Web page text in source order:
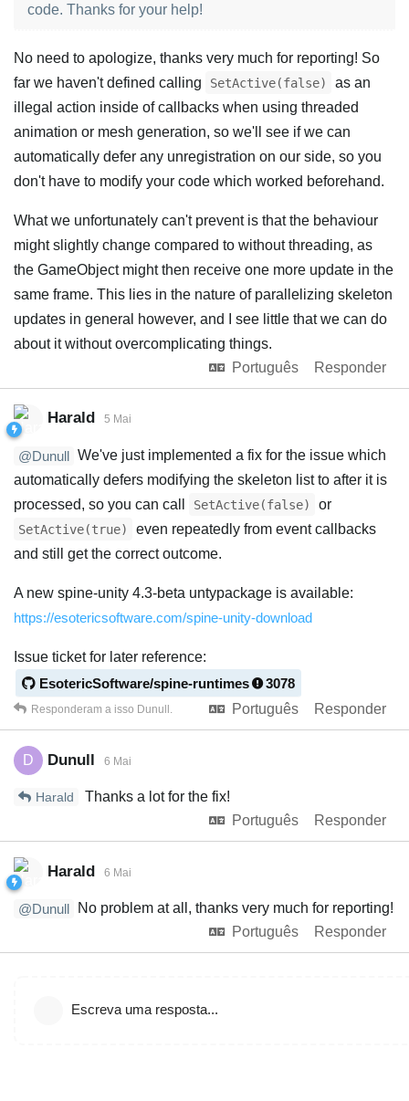
code. Thanks for your help!
No need to apologize, thanks very much for reporting! So
far we haven't defined calling
SetActive(false)
as an
illegal action inside of callbacks when using threaded
animation or mesh generation, so we'll see if we can
automatically defer any unregistration on our side, so you
don't have to modify your code which worked beforehand.
What we unfortunately can't prevent is that the behaviour
might slightly change compared to without threading, as
the GameObject might then receive one more update in the
same frame. This lies in the nature of parallelizing skeleton
updates in general however, and I see little that we can do
about it without overcomplicating things.
Português
Responder
Harald 5 Mai
@Dunull We've just implemented a fix for the issue which
automatically defers modifying the skeleton list to after it is
processed, so you can call
SetActive(false) or
SetActive(true)
even repeatedly from event callbacks
and still get the correct outcome.
A new spine-unity 4.3-beta untypackage is available:
https://esotericsoftware.com/spine-unity-download
Issue ticket for later reference:
EsotericSoftware/spine-runtimes
3078
Português
Responder
Responderam a isso Dunull .
D Dunull 6 Mai
Harald
Thanks a lot for the fix!
Português
Responder
Harald 6 Mai
@Dunull
No problem at all, thanks very much for reporting!
Português
Responder
Escreva uma resposta...